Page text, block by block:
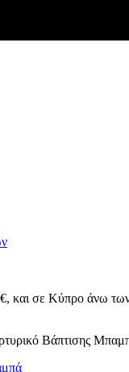
και σε Κύπρο άνω
Βάπτισης